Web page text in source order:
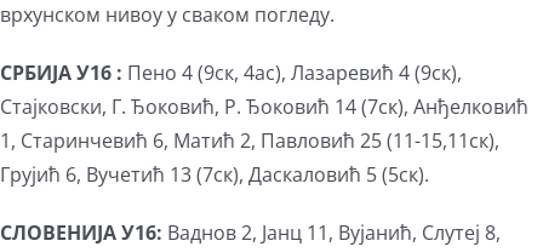
врхунском нивоу у сваком погледу.
СРБИЈА У16 : Пено 4 (9ск, 4ас), Лазаревић 4 (9ск),
Стајковски, Г. Ђоковић, Р. Ђоковић 14 (7ск), Анђелковић
1, Старинчевић 6, Матић 2, Павловић 25 (11-15,11ск),
Грујић 6, Вучетић 13 (7ск), Даскаловић 5 (5ск).
СЛОВЕНИЈА У16: Ваднов 2, Јанц 11, Вујанић, Слутеј 8,